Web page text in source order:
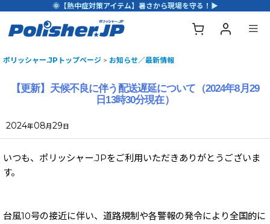
🌞【熱中症対策アイテム】暑さから現場を守る！▶
ポリッシャー.JPトップページ > お知らせ／最新情報
【更新】天候不良に伴う配送遅延について（2024年8月29
日13時30分現在）
2024年08月29日
いつも、ポリッシャー.JPをご利用いただきありがとうございま
す。
台風10号の接近に伴い、道路規制や各警報の発令により全国的に